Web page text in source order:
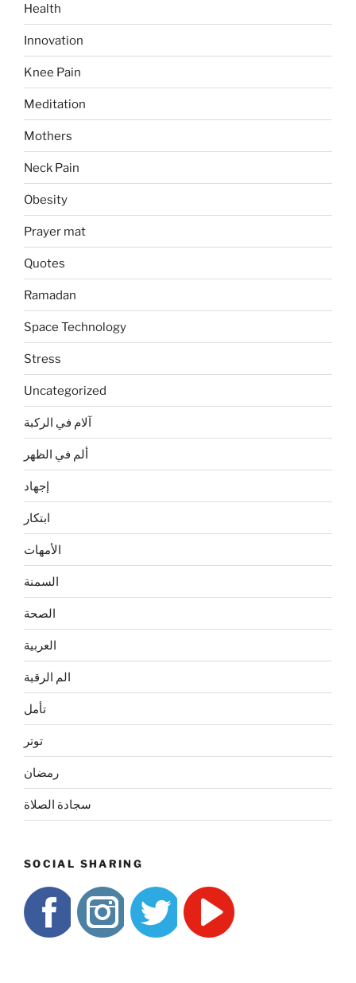
Health
Innovation
Knee Pain
Meditation
Mothers
Neck Pain
Obesity
Prayer mat
Quotes
Ramadan
Space Technology
Stress
Uncategorized
آلام في الركبة
ألم في الظهر
إجهاد
ابتكار
الأمهات
السمنة
الصحة
العربية
الم الرقبة
تأمل
توتر
رمضان
سجادة الصلاة
SOCIAL SHARING